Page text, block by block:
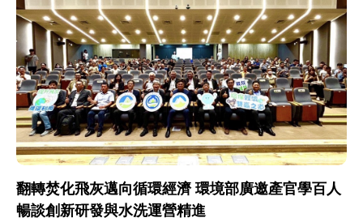
翻轉焚化飛灰邁向循環經濟 環境部廣邀產官學百人
暢談創新研發與水洗運營精進